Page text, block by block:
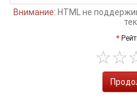
Внимание: HTML не